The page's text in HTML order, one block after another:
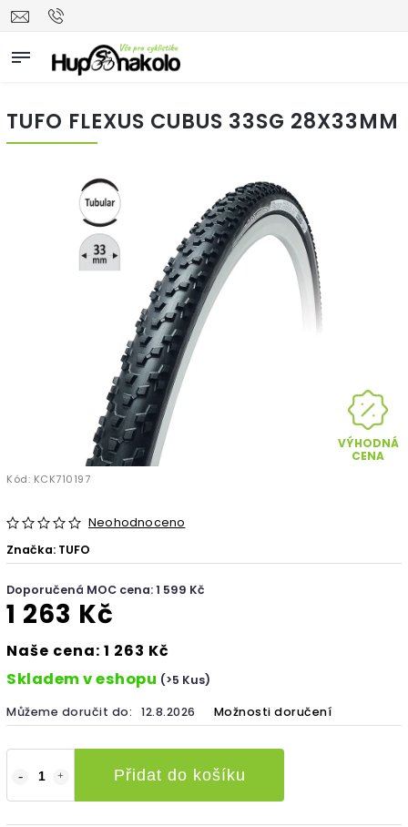
TUFO FLEXUS CUBUS 33SG 28X33MM
VÝHODNÁ
CENA
Kód: KCK710197
Neohodnoceno
Značka: TUFO
Doporučená MOC cena: 1 599 Kč
1 263 Kč
Naše cena: 1 263 Kč
Skladem v eshopu (>5 Kus)
Můžeme doručit do: 12.8.2026 Možnosti doručení
Přidat do košíku